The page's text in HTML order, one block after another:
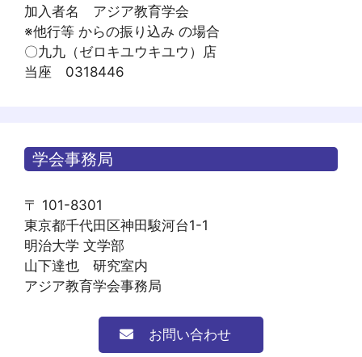
加入者名 アジア教育学会
※他行等 からの振り込み の場合
〇九九（ゼロキユウキユウ）店
当座 0318446
学会事務局
〒 101-8301
東京都千代田区神田駿河台1-1
明治大学 文学部
山下達也 研究室内
アジア教育学会事務局
お問い合わせ